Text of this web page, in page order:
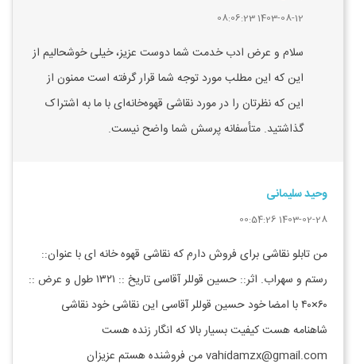
1403-08-12 08:06:23
سلام و عرض ادب خدمت شما دوست عزیز، خیلی خوشحالیم از
این که این مطلب مورد توجه شما قرار گرفته است ممنون از
این که نظرتان را در مورد نقاشی قهوه‌خانه‌ای با ما به اشتراک
گذاشتید. متأسفانه پرسش شما واضح نیست.
وحید سلیمانی
1403-02-28 00:54:26
من تابلو نقاشی برای فروش دارم که نقاشی قهوه خانه ای با عنوان::
رستم و سهراب. اثر:: حسین قوللر آقاسی تاریخ :: ۱۳۲۱ طول و عرض ::
۶۰×۴۰ با امضا خود حسین قوللر آقاسی این نقاشی خود نقاشی
شاهنامه هست کیفیت بسیار بالا که انگار زنده هست
vahidamzx@gmail.com من فروشنده هستم عزیزان